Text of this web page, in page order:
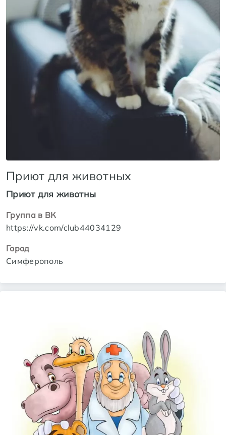
Приют для животных
Приют для животны
Группа в ВК
https://vk.com/club44034129
Город
Симферополь